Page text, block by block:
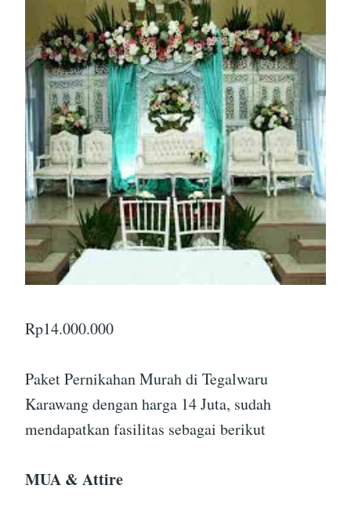
Rp14.000.000
Paket Pernikahan Murah di Tegalwaru
Karawang dengan harga 14 Juta, sudah
mendapatkan fasilitas sebagai berikut
MUA & Attire